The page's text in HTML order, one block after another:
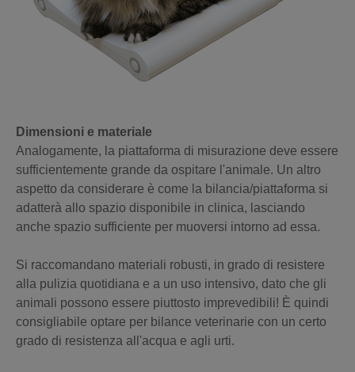
Dimensioni e materiale
Analogamente, la piattaforma di misurazione deve essere
sufficientemente grande da ospitare l'animale. Un altro
aspetto da considerare è come la bilancia/piattaforma si
adatterà allo spazio disponibile in clinica, lasciando
anche spazio sufficiente per muoversi intorno ad essa.
Si raccomandano materiali robusti, in grado di resistere
alla pulizia quotidiana e a un uso intensivo, dato che gli
animali possono essere piuttosto imprevedibili! È quindi
consigliabile optare per bilance veterinarie con un certo
grado di resistenza all'acqua e agli urti.